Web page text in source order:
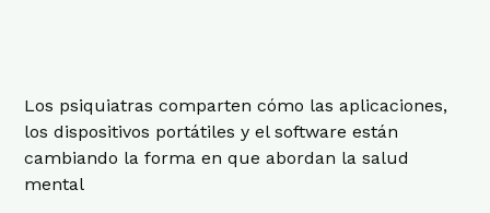
Los psiquiatras comparten cómo las aplicaciones,
los dispositivos portátiles y el software están
cambiando la forma en que abordan la salud
mental